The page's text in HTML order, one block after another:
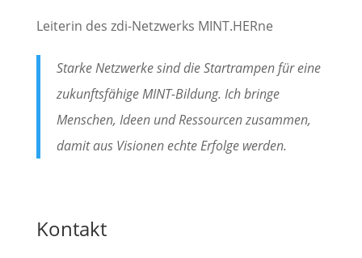
Leiterin des zdi-Netzwerks MINT.HERne
Starke Netzwerke sind die Startrampen für eine
zukunftsfähige MINT-Bildung. Ich bringe
Menschen, Ideen und Ressourcen zusammen,
damit aus Visionen echte Erfolge werden.
Kontakt